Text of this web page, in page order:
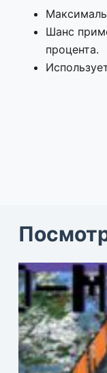
Шанс
процента.